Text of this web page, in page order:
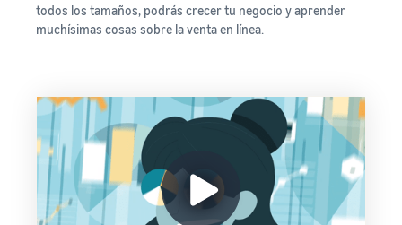
todos los tamaños, podrás crecer tu negocio y aprender
muchísimas cosas sobre la venta en línea.